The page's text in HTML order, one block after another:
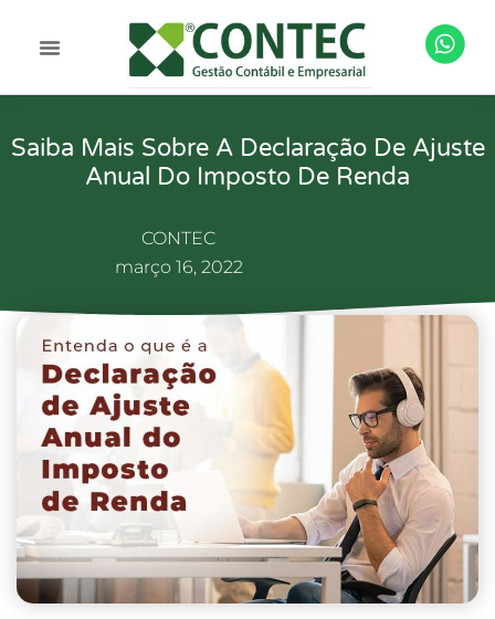
Saiba Mais Sobre A Declaração De Ajuste
Anual Do Imposto De Renda
CONTEC
março 16, 2022